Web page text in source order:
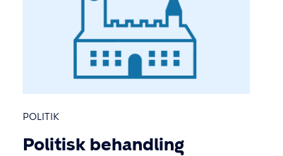
POLITIK
Politisk behandling